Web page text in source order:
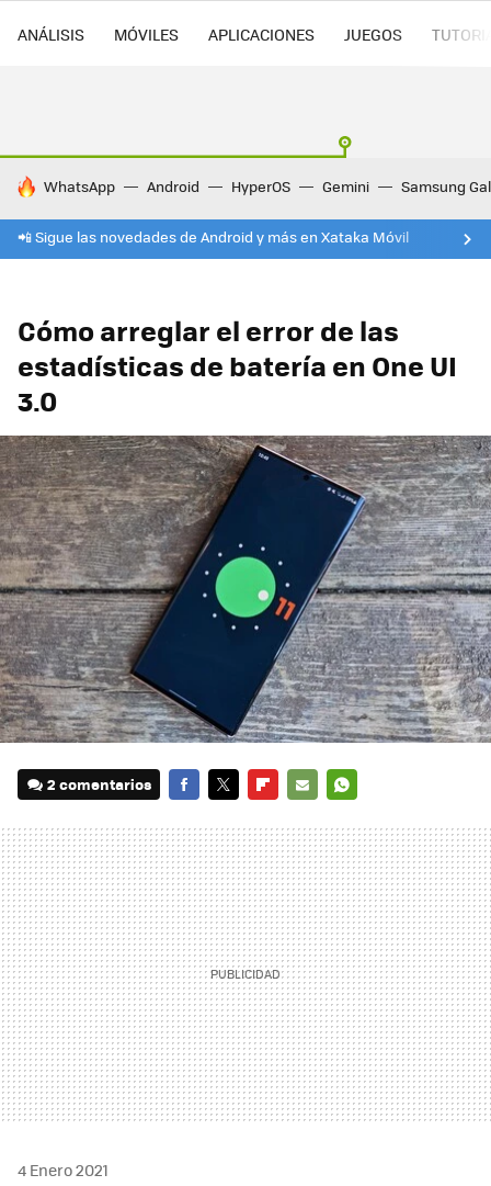
ANÁLISIS MÓVILES APLICACIONES JUEGOS
HOY SE HABLA DE
WhatsApp Android HyperOS Gemini Samsung
📲 Sigue las novedades de Android y más en Xataka Móvil
Cómo arreglar el error de las
estadísticas de batería en One UI
3.0
2 comentarios
MAIL
4 Enero 2021